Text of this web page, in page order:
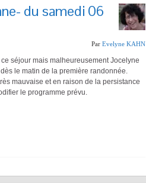
du samedi 06
Par Evelyne KAHN
séjour mais malheureusement Jocelyne
le matin de la première randonnée.
mauvaise et en raison de la persistance
le programme prévu.